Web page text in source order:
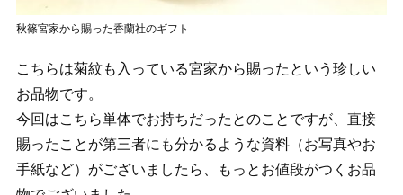
秋篠宮家から賜った香蘭社のギフト
こちらは菊紋も入っている宮家から賜ったという珍しい
お品物です。
今回はこちら単体でお持ちだったとのことですが、直接
賜ったことが第三者にも分かるような資料（お写真やお
手紙など）がございましたら、もっとお値段がつくお品